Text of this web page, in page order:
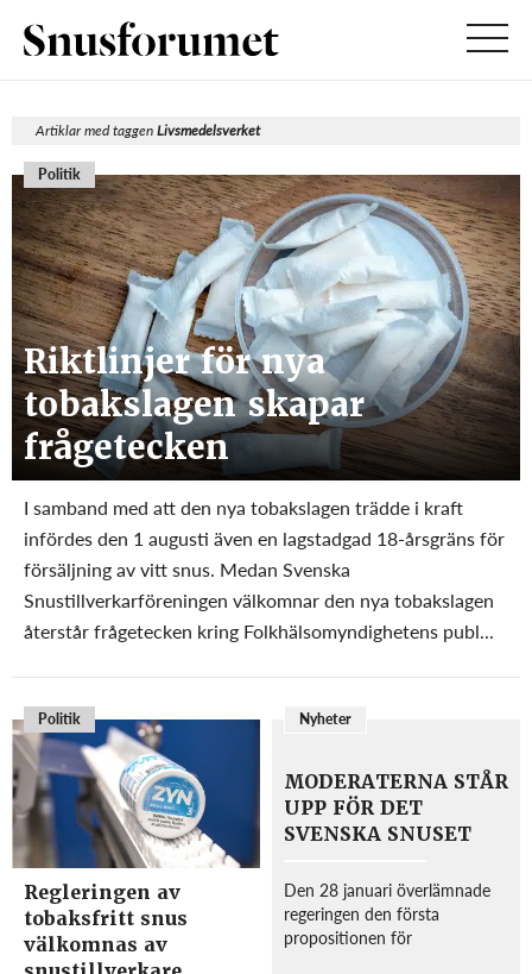
Artiklar med taggenLivsmedelsverket
Politik
Riktlinjer för nya
tobakslagen skapar
frågetecken
I samband med att den nya tobakslagen trädde i kraft
infördes den 1 augusti även en lagstadgad 18-årsgräns för
försäljning av vitt snus. Medan Svenska
Snustillverkarföreningen välkomnar den nya tobakslagen
återstår frågetecken kring Folkhälsomyndighetens publ...
Politik
Regleringen av
tobaksfritt snus
välkomnas av
Nyheter
MODERATERNA STÅR
UPP FÖR DET
SVENSKA SNUSET
Den 28 januari överlämnade
regeringen den första
propositionen för